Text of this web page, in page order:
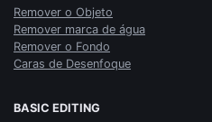
Remover o Objeto
Remover marca de água
Remover o Fondo
Caras de Desenfoque
BASIC EDITING